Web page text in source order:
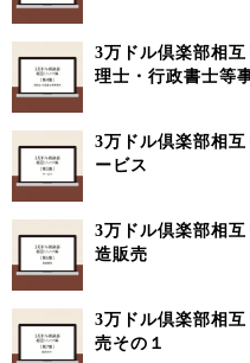
3万ドル倶楽部相
理士・行政書士等
3万ドル倶楽部相
ービス
3万ドル倶楽部相
造販売
3万ドル倶楽部相
売その１